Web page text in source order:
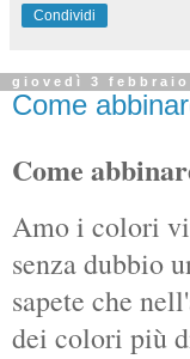
Condividi
giovedì 3 febbraio
Come
Come
Amo i colori
senza dubbio
sapete che
dei colori più